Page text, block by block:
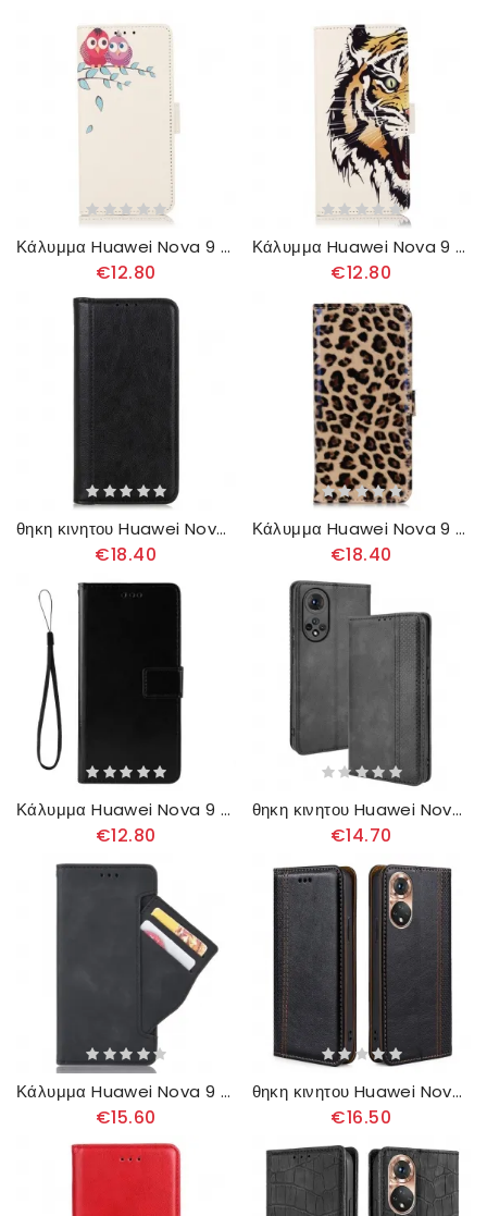
Κάλυμμα Huawei Nova 9 / Honor 50 Ζευγάρι Κουκουβάγιες Στο Δέντρο
€12.80
Κάλυμμα Huawei Nova 9 / Honor 50 Άγριος Τίγρης
€12.80
θηκη κινητου Huawei Nova 9 / Honor 50 Θήκη Flip Elegance Split Leather Litchi
€18.40
Κάλυμμα Huawei Nova 9 / Honor 50 Απλό Leopard
€18.40
Κάλυμμα Huawei Nova 9 / Honor 50 Λαμπερό Ψεύτικο Δέρμα
€12.80
θηκη κινητου Huawei Nova 9 / Honor 50 Θήκη Flip Στυλιζαρισμένο Vintage Δερμάτινο Εφέ
€14.70
Κάλυμμα Huawei Nova 9 / Honor 50 Πολυκάρτα Πρώτης Θέσης
€15.60
θηκη κινητου Huawei Nova 9 / Honor 50 Θήκη Flip Vintage Δερμάτινο Στυλ
€16.50